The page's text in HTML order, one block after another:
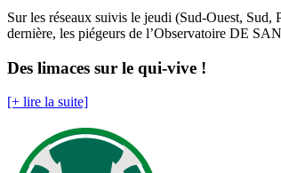
Sur les réseaux suivis le jeudi (Sud-Ouest,
dernière, les piégeurs de l’Observatoire DE
Des limaces sur le qui-vive !
[+ lire la suite]